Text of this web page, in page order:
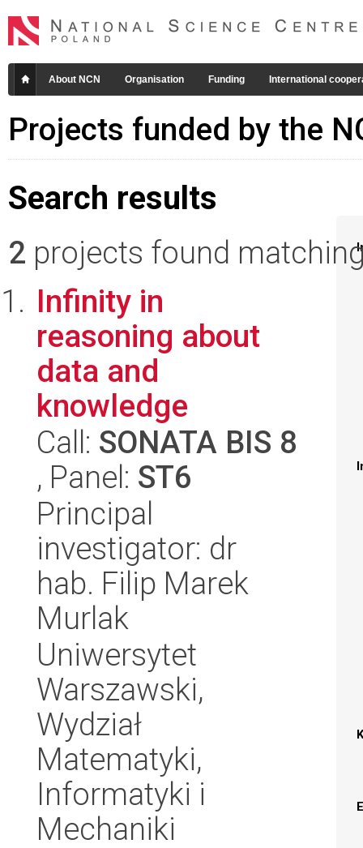
About NCN Organisation Funding International
Projects funded by the
Search results
2 projects found
Infinity in
reasoning about
data and
knowledge
Call: SONATA BIS 8
, Panel: ST6
Principal
investigator: dr
hab. Filip Marek
Murlak
Uniwersytet
Warszawski,
Wydział
Matematyki,
Informatyki i
Mechaniki